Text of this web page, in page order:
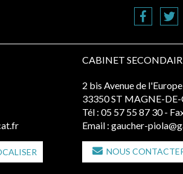
CABINET
2 bis Avenue de l'Europe
33350 ST MAGNE-
Tél : 05 57 55 87 30 -
Email : gaucher-
NOUS